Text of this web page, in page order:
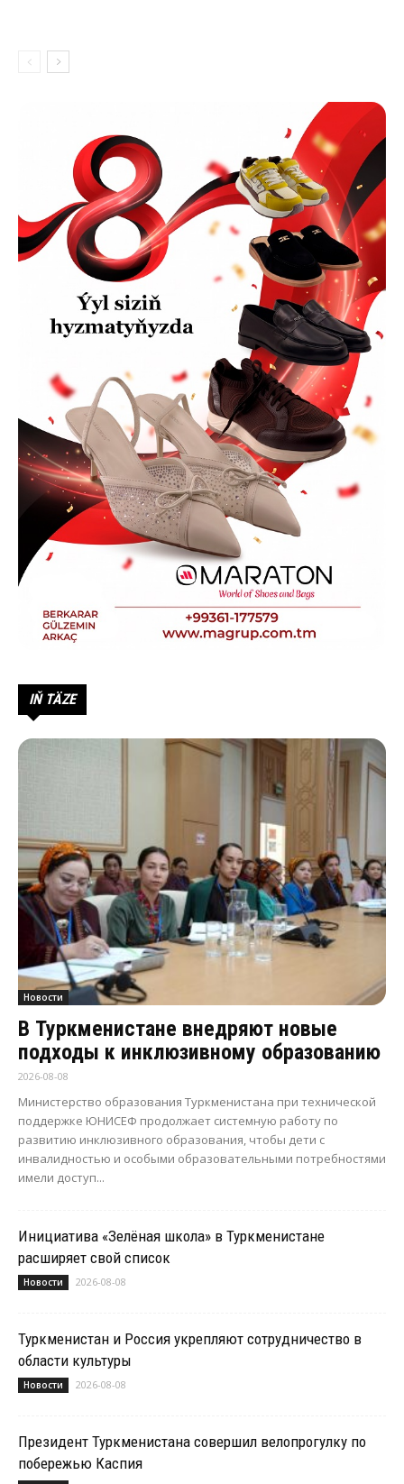
IŇ TÄZE
Новости
В Туркменистане внедряют новые
подходы к инклюзивному образованию
2026-08-08
Министерство образования Туркменистана при технической
поддержке ЮНИСЕФ продолжает системную работу по
развитию инклюзивного образования, чтобы дети с
инвалидностью и особыми образовательными потребностями
имели доступ...
Инициатива «Зелёная школа» в Туркменистане
расширяет свой список
Новости 2026-08-08
Туркменистан и Россия укрепляют сотрудничество в
области культуры
Новости 2026-08-08
Президент Туркменистана совершил велопрогулку по
побережью Каспия